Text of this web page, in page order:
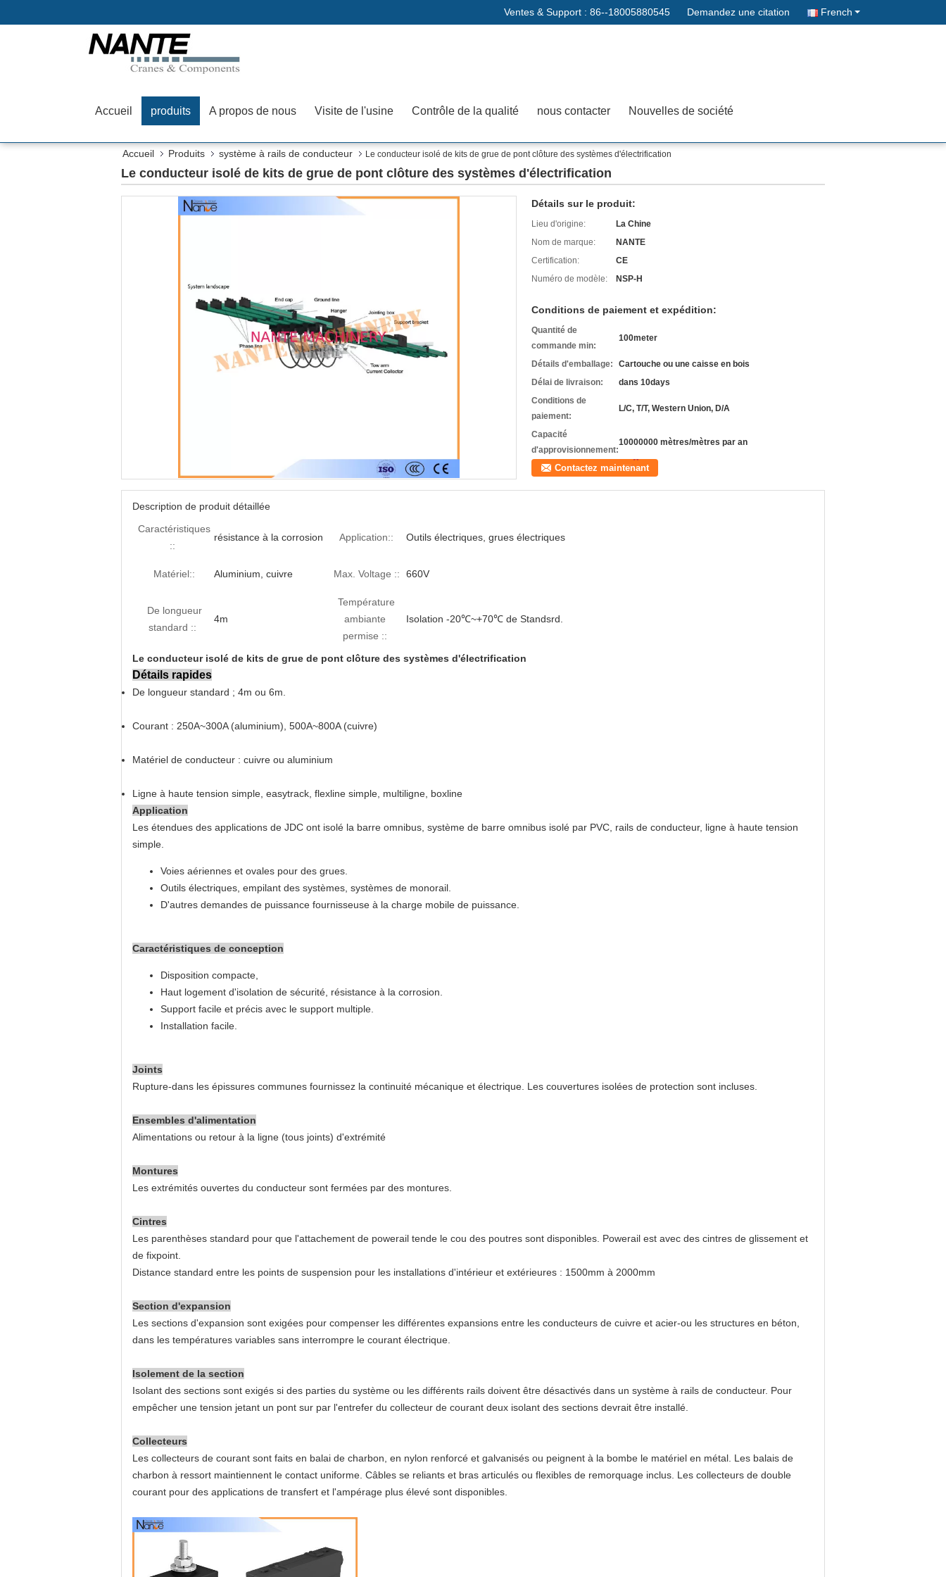
Ventes & Support : 86--18005880545 Demandez une citation French
Accueil produits A propos de nous Visite de l'usine Contrôle de la qualité nous contacter Nouvelles de société
Accueil Produits système à rails de conducteur Le conducteur isolé de kits de grue de pont clôture des systèmes d'électrification
Le conducteur isolé de kits de grue de pont clôture des systèmes d'électrification
Détails sur le produit:
Lieu d'origine:
La Chine
Nom de marque:
NANTE
Certification:
CE
Numéro de modèle:
NSP-H
Conditions de paiement et expédition:
Quantité de
commande min:
100meter
Détails d'emballage:
Cartouche ou une caisse en bois
Délai de livraison:
dans 10days
Conditions de
paiement:
L/C, T/T, Western Union, D/A
Capacité
d'approvisionnement:
10000000 mètres/mètres par an
Contactez maintenant
Description de produit détaillée
Caractéristiques
::
résistance à la corrosion Application:: Outils électriques, grues électriques
Matériel:: Aluminium, cuivre Max. Voltage :: 660V
De longueur
standard ::
4m
Température
ambiante
permise ::
Isolation -20℃~+70℃ de Standsrd.
Le conducteur isolé de kits de grue de pont clôture des systèmes d'électrification
Détails rapides
De longueur standard ; 4m ou 6m.
Courant : 250A~300A (aluminium), 500A~800A (cuivre)
Matériel de conducteur : cuivre ou aluminium
Ligne à haute tension simple, easytrack, flexline simple, multiligne, boxline
Application
Les étendues des applications de JDC ont isolé la barre omnibus, système de barre omnibus isolé par PVC rails de conducteur, ligne à haute tension
simple.
Voies aériennes et ovales pour des grues.
Outils électriques, empilant des systèmes, systèmes de monorail.
D'autres demandes de puissance fournisseuse à la charge mobile de puissance.
Caractéristiques de conception
Disposition compacte,
Haut logement d'isolation de sécurité, résistance à la corrosion.
Support facile et précis avec le support multiple.
Installation facile.
Joints
Rupture-dans les épissures communes fournissez la continuité mécanique et électrique. Les couvertures isolées de protection sont incluses.
Ensembles d'alimentation
Alimentations ou retour à la ligne (tous joints) d'extrémité
Montures
Les extrémités ouvertes du conducteur sont fermées par des montures.
Cintres
Les parenthèses standard pour que l'attachement de powerail tende le cou des poutres sont disponibles. Powerail est avec des cintres de glissement et
de fixpoint.
Distance standard entre les points de suspension pour les installations d'intérieur et extérieures : 1500mm à 2000mm
Section d'expansion
Les sections d'expansion sont exigées pour compenser les différentes expansions entre les conducteurs de cuivre et acier-ou les structures en béton,
dans les températures variables sans interrompre le courant électrique.
Isolement de la section
Isolant des sections sont exigés si des parties du système ou les différents rails doivent être désactivés dans un système à rails de conducteur. Pour
empêcher une tension jetant un pont sur par l'entrefer du collecteur de courant deux isolant des sections devrait être installé.
Collecteurs
Les collecteurs de courant sont faits en balai de charbon, en nylon renforcé et galvanisés ou peignent à la bombe le matériel en métal. Les balais de
charbon à ressort maintiennent le contact uniforme. Câbles se reliants et bras articulés ou flexibles de remorquage inclus. Les collecteurs de double
courant pour des applications de transfert et l'ampérage plus élevé sont disponibles.